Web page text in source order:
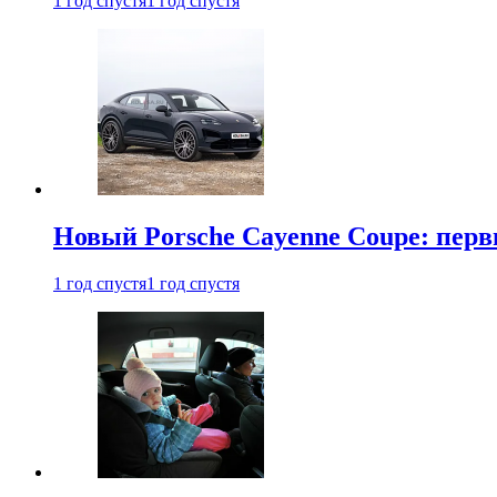
Новый Porsche Cayenne Coupe:
1 год спустя1 год спустя